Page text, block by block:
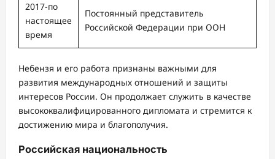
2017-по
настоящее
время
Постоянный представитель
Российской Федерации при ООН
Небензя и его работа признаны важными для
развития международных отношений и защиты
интересов России. Он продолжает служить в качестве
высококвалифицированного дипломата и стремится к
достижению мира и благополучия.
Российская национальность